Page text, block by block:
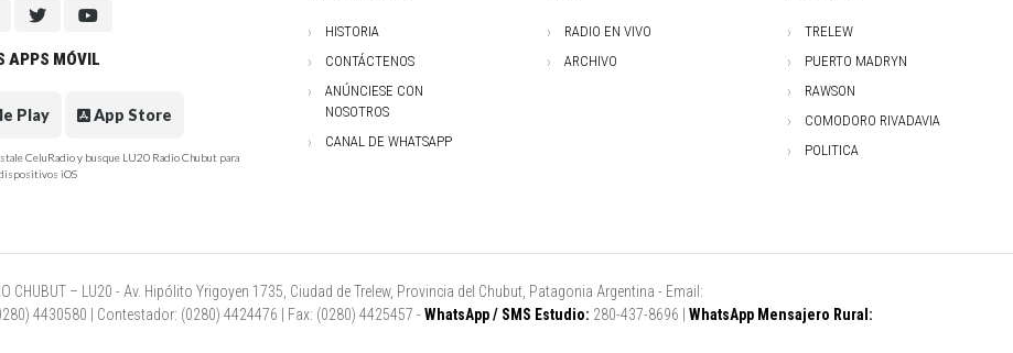
APPS MÓVIL
Play App Store
CeluRadio y busque LU20 Radio Chubut para
iOS
HISTORIA
CONTÁCTENOS
ANÚNCIESE CON
NOSOTROS
CANAL DE WHATSAPP
RADIO EN VIVO
ARCHIVO
TRELEW
PUERTO MADRYN
RAWSON
COMODORO RIVADAVIA
POLITICA
CHUBUT – LU20 - Av. Hipólito Yrigoyen 1735, Ciudad de Trelew, Provincia del Chubut, Patagonia Argentina - Email:
4430580 | Contestador: (0280) 4424476 | Fax: (0280) 4425457 - WhatsApp / SMS Estudio: 280-437-8696 | WhatsApp Mensajero Rural: